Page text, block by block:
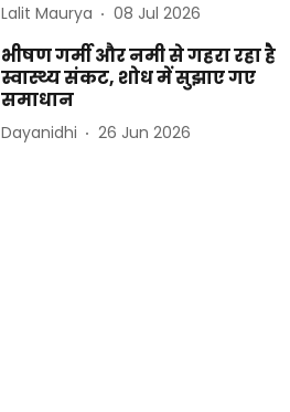
Lalit Maurya 08 Jul 2026
भीषण गर्मी और नमी से गहरा रहा है
स्वास्थ्य संकट, शोध में सुझाए गए
समाधान
Dayanidhi 26 Jun 2026